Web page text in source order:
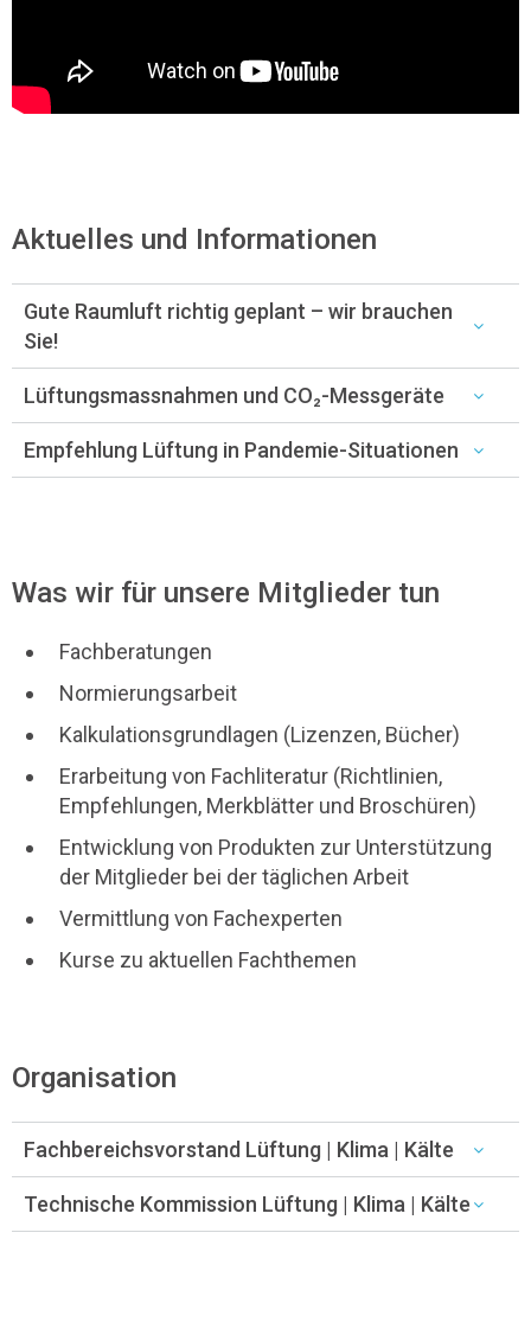
Aktuelles und Informationen
Gute Raumluft richtig geplant – wir brauchen
Sie!
Lüftungsmassnahmen und CO₂-Messgeräte
Empfehlung Lüftung in Pandemie-Situationen
Was wir für unsere Mitglieder tun
Fachberatungen
Normierungsarbeit
Kalkulationsgrundlagen (Lizenzen, Bücher)
Erarbeitung von Fachliteratur (Richtlinien,
Empfehlungen, Merkblätter und Broschüren)
Entwicklung von Produkten zur Unterstützung
der Mitglieder bei der täglichen Arbeit
Vermittlung von Fachexperten
Kurse zu aktuellen Fachthemen
Organisation
Fachbereichsvorstand Lüftung | Klima | Kälte
Technische Kommission Lüftung | Klima | Kälte